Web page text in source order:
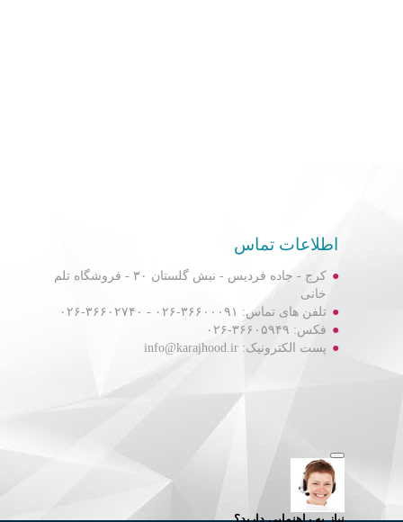
اطلاعات تماس
کرج - جاده فردیس - نبش گلستان ۳۰ - فروشگاه تلم
خانی
تلفن های تماس: ۳۶۶۰۰۰۹۱-۰۲۶ - ۳۶۶۰۲۷۴۰-۰۲۶
فکس: ۳۶۶۰۵۹۴۹-۰۲۶
پست الکترونیک: info@karajhood.ir